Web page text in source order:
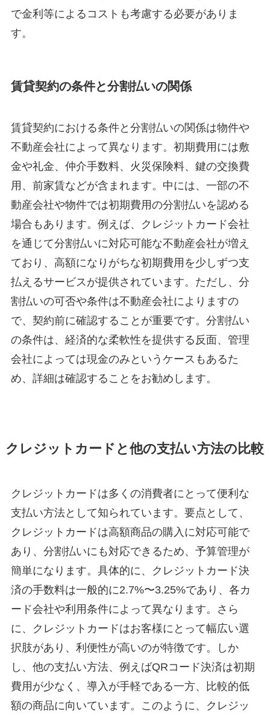
で金利等によるコストも考慮する必要がありま
す。
賃貸契約の条件と分割払いの関係
賃貸契約における条件と分割払いの関係は物件や
不動産会社によって異なります。初期費用には敷
金や礼金、仲介手数料、火災保険料、鍵の交換費
用、前家賃などが含まれます。中には、一部の不
動産会社や物件では初期費用の分割払いを認める
場合もあります。例えば、クレジットカード会社
を通じて分割払いに対応可能な不動産会社が増え
ており、高額になりがちな初期費用を少しずつ支
払えるサービスが提供されています。ただし、分
割払いの可否や条件は不動産会社によりますの
で、契約前に確認することが重要です。分割払い
の条件は、経済的な柔軟性を提供する反面、管理
会社によっては現金のみというケースもあるた
め、詳細は確認することをお勧めします。
クレジットカードと他の支払い方法の比較
クレジットカードは多くの消費者にとって便利な
支払い方法として知られています。要点として、
クレジットカードは高額商品の購入に対応可能で
あり、分割払いにも対応できるため、予算管理が
簡単になります。具体的に、クレジットカード決
済の手数料は一般的に2.7%〜3.25%であり、各カ
ード会社や利用条件によって異なります。さら
に、クレジットカードはお客様にとって幅広い選
択肢があり、利便性が高いのが特徴です。しか
し、他の支払い方法、例えばQRコード決済は初期
費用が少なく、導入が手軽である一方、比較的低
額の商品に向いています。このように、クレジッ